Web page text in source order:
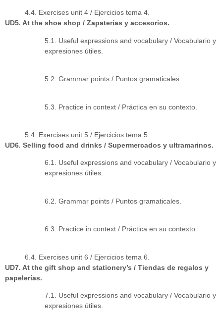
4.4. Exercises unit 4 / Ejercicios tema 4.
UD5. At the shoe shop / Zapaterías y accesorios.
5.1. Useful expressions and vocabulary / Vocabulario y
expresiones útiles.
5.2. Grammar points / Puntos gramaticales.
5.3. Practice in context / Práctica en su contexto.
5.4. Exercises unit 5 / Ejercicios tema 5.
UD6. Selling food and drinks / Supermercados y ultramarinos.
6.1. Useful expressions and vocabulary / Vocabulario y
expresiones útiles.
6.2. Grammar points / Puntos gramaticales.
6.3. Practice in context / Práctica en su contexto.
6.4. Exercises unit 6 / Ejercicios tema 6.
UD7. At the gift shop and stationery’s / Tiendas de regalos y
papelerías.
7.1. Useful expressions and vocabulary / Vocabulario y
expresiones útiles.